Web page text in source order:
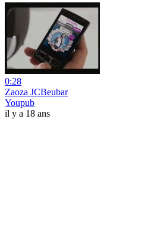
0:28
Zaoza JCBeubar
Youpub
il y a 18 ans